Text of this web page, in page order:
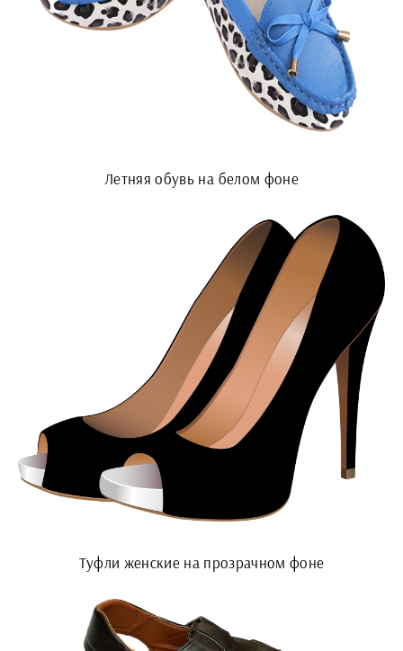
Летняя обувь на белом фоне
Туфли женские на прозрачном фоне